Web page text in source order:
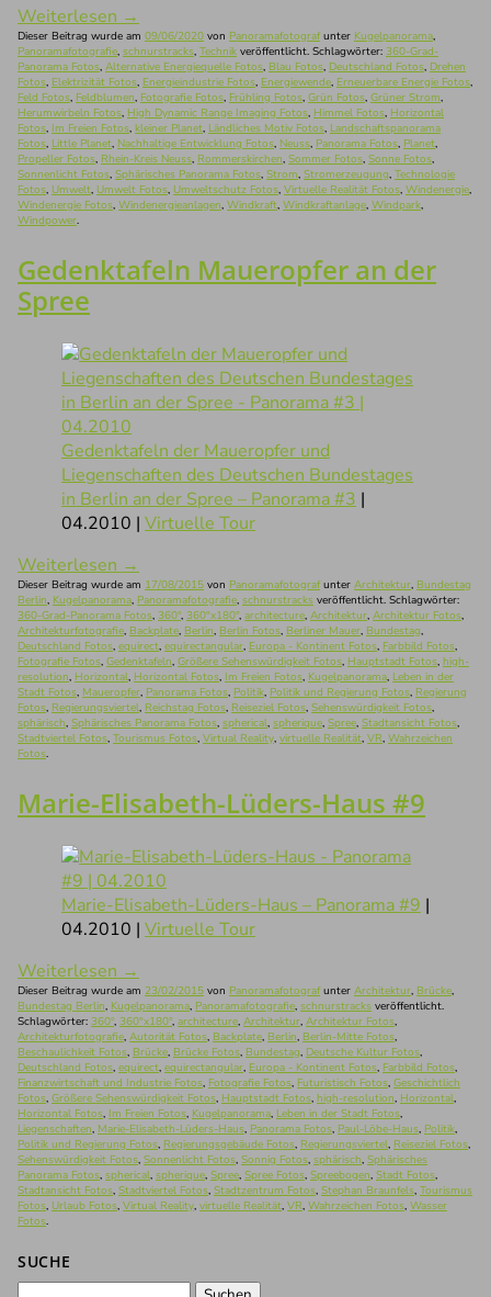
Weiterlesen →
Dieser Beitrag wurde am 09/06/2020 von Panoramafotografunter Kugelpanorama,
Panoramafotografie, schnurstracks, Technik veröffentlicht. Schlagwörter: 360-Grad-
Panorama Fotos, Alternative Energiequelle Fotos, Blau Fotos, Deutschland Fotos, Drehen
Fotos, Elektrizität Fotos, Energieindustrie Fotos, Energiewende, Erneuerbare Energie Fotos,
Feld Fotos, Feldblumen, Fotografie Fotos, Frühling Fotos, Grün Fotos, Grüner Strom,
Herumwirbeln Fotos, High Dynamic Range Imaging Fotos, Himmel Fotos, Horizontal
Fotos, Im Freien Fotos, kleiner Planet, Ländliches Motiv Fotos, Landschaftspanorama
Fotos, Little Planet, Nachhaltige Entwicklung Fotos, Neuss, Panorama Fotos, Planet,
Propeller Fotos, Rhein-Kreis Neuss, Rommerskirchen, Sommer Fotos, Sonne Fotos,
Sonnenlicht Fotos, Sphärisches Panorama Fotos, Strom, Stromerzeugung, Technologie
Fotos, Umwelt, Umwelt Fotos, Umweltschutz Fotos, Virtuelle Realität Fotos, Windenergie,
Windenergie Fotos, Windenergieanlagen, Windkraft, Windkraftanlage, Windpark,
Windpower.
Gedenktafeln Maueropfer an der
Spree
Gedenktafeln der Maueropfer und
Liegenschaften des Deutschen Bundestages
in Berlin an der Spree – Panorama #3 |
04.2010 | Virtuelle Tour
Weiterlesen →
Dieser Beitrag wurde am 17/08/2015 von Panoramafotografunter Architektur, Bundestag
Berlin, Kugelpanorama, Panoramafotografie, schnurstracks veröffentlicht. Schlagwörter:
360-Grad-Panorama Fotos, 360°, 360°x180°, architecture, Architektur, Architektur Fotos,
Architekturfotografie, Backplate, Berlin, Berlin Fotos, Berliner Mauer, Bundestag,
Deutschland Fotos, equirect, equirectangular, Europa - Kontinent Fotos, Farbbild Fotos,
Fotografie Fotos, Gedenktafeln, Größere Sehenswürdigkeit Fotos, Hauptstadt Fotos, high-
resolution, Horizontal, Horizontal Fotos, Im Freien Fotos, Kugelpanorama, Leben in der
Stadt Fotos, Maueropfer, Panorama Fotos, Politik, Politik und Regierung Fotos, Regierung
Fotos, Regierungsviertel, Reichstag Fotos, Reiseziel Fotos, Sehenswürdigkeit Fotos,
sphärisch, Sphärisches Panorama Fotos, spherical, spherique, Spree, Stadtansicht Fotos,
Stadtviertel Fotos, Tourismus Fotos, Virtual Reality, virtuelle Realität, VR, Wahrzeichen
Fotos.
Marie-Elisabeth-Lüders-Haus #9
Marie-Elisabeth-Lüders-Haus – Panorama #9 |
04.2010 | Virtuelle Tour
Weiterlesen →
Dieser Beitrag wurde am 23/02/2015 von Panoramafotografunter Architektur, Brücke,
Bundestag Berlin, Kugelpanorama, Panoramafotografie, schnurstracks veröffentlicht.
Schlagwörter: 360°, 360°x180°, architecture, Architektur, Architektur Fotos,
Architekturfotografie, Autorität Fotos, Backplate, Berlin, Berlin-Mitte Fotos,
Beschaulichkeit Fotos, Brücke, Brücke Fotos, Bundestag, Deutsche Kultur Fotos,
Deutschland Fotos, equirect, equirectangular, Europa - Kontinent Fotos, Farbbild Fotos,
Finanzwirtschaft und Industrie Fotos, Fotografie Fotos, Futuristisch Fotos, Geschichtlich
Fotos, Größere Sehenswürdigkeit Fotos, Hauptstadt Fotos, high-resolution, Horizontal,
Horizontal Fotos, Im Freien Fotos, Kugelpanorama, Leben in der Stadt Fotos,
Liegenschaften, Marie-Elisabeth-Lüders-Haus, Panorama Fotos, Paul-Löbe-Haus, Politik,
Politik und Regierung Fotos, Regierungsgebäude Fotos, Regierungsviertel, Reiseziel Fotos,
Sehenswürdigkeit Fotos, Sonnenlicht Fotos, Sonnig Fotos, sphärisch, Sphärisches
Panorama Fotos, spherical, spherique, Spree, Spree Fotos, Spreebogen, Stadt Fotos,
Stadtansicht Fotos, Stadtviertel Fotos, Stadtzentrum Fotos, Stephan Braunfels, Tourismus
Fotos, Urlaub Fotos, Virtual Reality, virtuelle Realität, VR, Wahrzeichen Fotos, Wasser
Fotos.
SUCHE